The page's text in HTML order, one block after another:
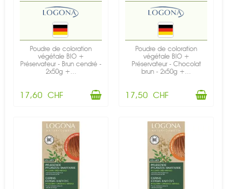
Poudre de coloration
végétale BIO +
Préservateur - Brun cendré -
2x50g +...
17,60 CHF
Poudre de coloration
végétale BIO +
Préservateur - Chocolat
brun - 2x50g +...
17,50 CHF